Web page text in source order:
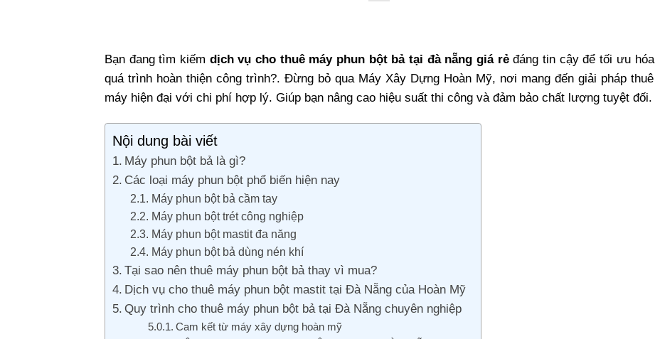
Bạn đang tìm kiếm dịch vụ cho thuê máy phun bột bả tại đà nẵng giá rẻđáng tin cậy để tối ưu hóa
quá trình hoàn thiện công trình?. Đừng bỏ qua Máy Xây Dựng Hoàn Mỹ, nơi mang đến giải pháp thuê
máy hiện đại với chi phí hợp lý. Giúp bạn nâng cao hiệu suất thi công và đảm bảo chất lượng tuyệt đối.
Nội dung bài viết
Máy phun bột bả là gì?
Các loại máy phun bột phổ biến hiện nay
Máy phun bột bả cầm tay
Máy phun bột trét công nghiệp
Máy phun bột mastit đa năng
Máy phun bột bả dùng nén khí
Tại sao nên thuê máy phun bột bả thay vì mua?
Dịch vụ cho thuê máy phun bột mastit tại Đà Nẵng của Hoàn Mỹ
Quy trình cho thuê máy phun bột bả tại Đà Nẵng chuyên nghiệp
Cam kết từ máy xây dựng hoàn mỹ